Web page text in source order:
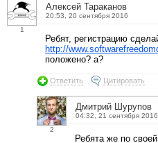
1
Алексей Тараканов
20:53, 20 сентября 2016
Ребят, регистрацию
http://
положено? а?
Ответить Цитировать
2
Дмитрий Шурупов
04:32, 21 сентября 2016
Ребята же по